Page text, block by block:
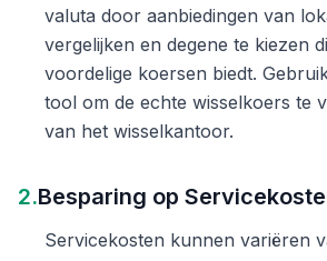
valuta door aanbiedingen van
vergelijken en degene te kiezen
voordelige koersen biedt.
tool om de echte wisselkoers te
van het wisselkantoor.
2.Besparing op
Servicekosten kunnen variëren